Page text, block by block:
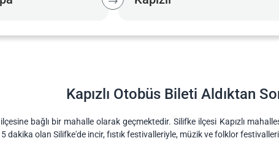
Kapızlı Otobüs Bileti Aldıktan
bağlı bir mahalle olarak geçmektedir. Silifke ilçesi Kapızlı
dakika olan Silifke'de incir, fıstık festivalleriyle, müzik ve folklor